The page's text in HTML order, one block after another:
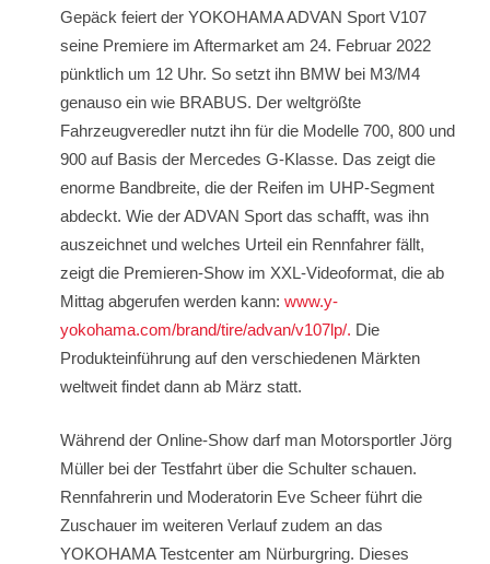
Gepäck feiert der YOKOHAMA ADVAN Sport V107
seine Premiere im Aftermarket am 24. Februar 2022
pünktlich um 12 Uhr. So setzt ihn BMW bei M3/M4
genauso ein wie BRABUS. Der weltgrößte
Fahrzeugveredler nutzt ihn für die Modelle 700, 800 und
900 auf Basis der Mercedes G-Klasse. Das zeigt die
enorme Bandbreite, die der Reifen im UHP-Segment
abdeckt. Wie der ADVAN Sport das schafft, was ihn
auszeichnet und welches Urteil ein Rennfahrer fällt,
zeigt die Premieren-Show im XXL-Videoformat, die ab
Mittag abgerufen werden kann: www.y-
yokohama.com/brand/tire/advan/v107lp/. Die
Produkteinführung auf den verschiedenen Märkten
weltweit findet dann ab März statt.
Während der Online-Show darf man Motorsportler Jörg
Müller bei der Testfahrt über die Schulter schauen.
Rennfahrerin und Moderatorin Eve Scheer führt die
Zuschauer im weiteren Verlauf zudem an das
YOKOHAMA Testcenter am Nürburgring. Dieses